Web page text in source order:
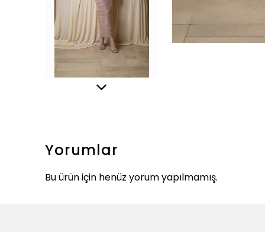
Yorumlar
Bu ürün için henüz yorum yapılmamış.